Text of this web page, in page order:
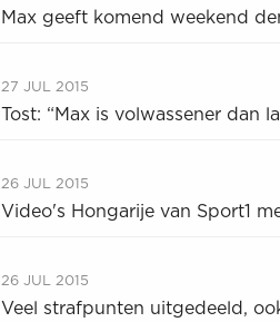
Max geeft komend weekend
27 JUL 2015
Tost: “Max is volwassener dan
26 JUL 2015
Video's Hongarije van Sport1
26 JUL 2015
Veel strafpunten uitgedeeld,